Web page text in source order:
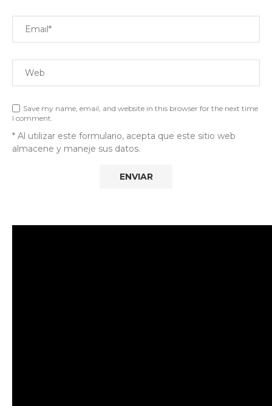
Save my name, email, and website in this browser for the next time
I comment.
* Al utilizar este formulario, acepta que este sitio web
almacene y maneje sus datos.